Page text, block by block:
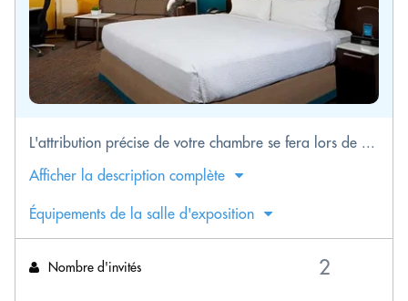
L'attribution précise de votre chambre se fera lors de ...
Afficher la description complète
Équipements de la salle d'exposition
Nombre d'invités